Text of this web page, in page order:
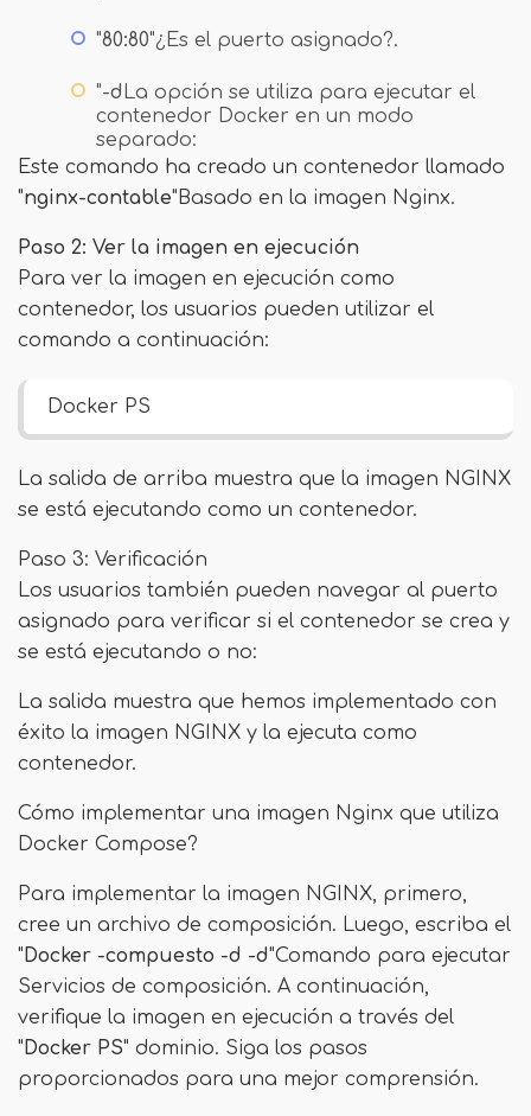
"80:80"¿Es el puerto asignado?.
"-d La opción se utiliza para ejecutar el
contenedor Docker en un modo
separado:
Este comando ha creado un contenedor llamado
"nginx-contable"Basado en la imagen Nginx.
Paso 2: Ver la imagen en ejecución
Para ver la imagen en ejecución como
contenedor, los usuarios pueden utilizar el
comando a continuación:
Docker PS
La salida de arriba muestra que la imagen NGINX
se está ejecutando como un contenedor.
Paso 3: Verificación
Los usuarios también pueden navegar al puerto
asignado para verificar si el contenedor se crea y
se está ejecutando o no:
La salida muestra que hemos implementado con
éxito la imagen NGINX y la ejecuta como
contenedor.
Cómo implementar una imagen Nginx que utiliza
Docker Compose?
Para implementar la imagen NGINX, primero,
cree un archivo de composición. Luego, escriba el
"Docker -compuesto -d -d"Comando para ejecutar
Servicios de composición. A continuación,
verifique la imagen en ejecución a través del
"Docker PS" dominio. Siga los pasos
proporcionados para una mejor comprensión.